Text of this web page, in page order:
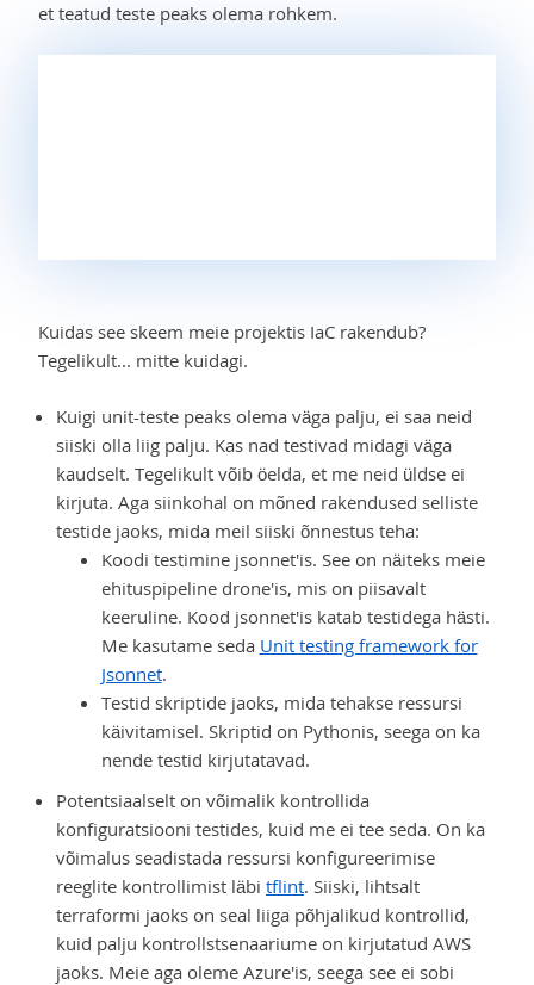
et teatud teste peaks olema rohkem.
Kuidas see skeem meie projektis IaC rakendub?
Tegelikult... mitte kuidagi.
Kuigi unit-teste peaks olema väga palju, ei saa neid
siiski olla liig palju. Kas nad testivad midagi väga
kaudselt. Tegelikult võib öelda, et me neid üldse ei
kirjuta. Aga siinkohal on mõned rakendused selliste
testide jaoks, mida meil siiski õnnestus teha:
Koodi testimine jsonnet'is. See on näiteks meie
ehituspipeline drone'is, mis on piisavalt
keeruline. Kood jsonnet'is katab testidega hästi.
Me kasutame seda Unit testing framework for
Jsonnet.
Testid skriptide jaoks, mida tehakse ressursi
käivitamisel. Skriptid on Pythonis, seega on ka
nende testid kirjutatavad.
Potentsiaalselt on võimalik kontrollida
konfiguratsiooni testides, kuid me ei tee seda. On ka
võimalus seadistada ressursi konfigureerimise
reeglite kontrollimist läbi tflint. Siiski, lihtsalt
terraformi jaoks on seal liiga põhjalikud kontrollid,
kuid palju kontrollstsenaariume on kirjutatud AWS
jaoks. Meie aga oleme Azure'is, seega see ei sobi